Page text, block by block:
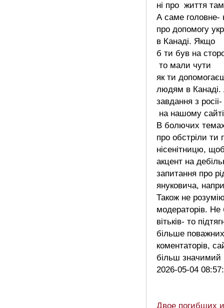
ні про життя
А саме головне-
про допомогу
в Канаді. Якщо
б ти був на
то мали чути
як ти
людям в Канаді.
завдання з
на нашому
В болючих
про обстріли
нісенітницю,
акцент на
запитання про
януковича,
Також не
модераторів. Не
вітьків- то
більше поважних
коментаторів,
більш
2026-05-04
Двое погибших и